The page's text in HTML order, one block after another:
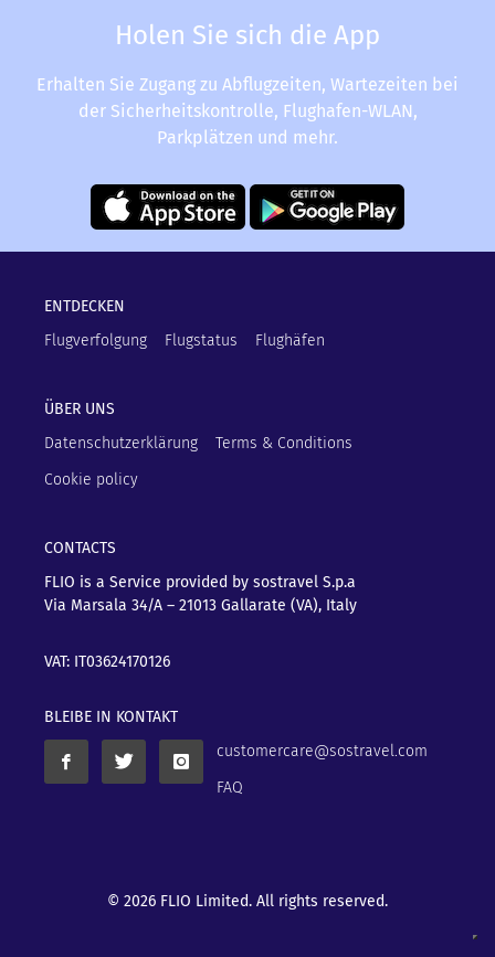
Holen Sie sich die App
Erhalten Sie Zugang zu Abflugzeiten, Wartezeiten bei
der Sicherheitskontrolle, Flughafen-WLAN,
Parkplätzen und mehr.
ENTDECKEN
Flugverfolgung
Flugstatus Flughäfen
ÜBER UNS
Datenschutzerklärung
Terms & Conditions
Cookie policy
CONTACTS
FLIO is a Service provided by sostravel S.p.a
Via Marsala 34/A – 21013 Gallarate (VA), Italy
VAT: IT03624170126
BLEIBE IN KONTAKT
customercare@sostravel.com
FAQ
© 2026 FLIO Limited. All rights reserved.